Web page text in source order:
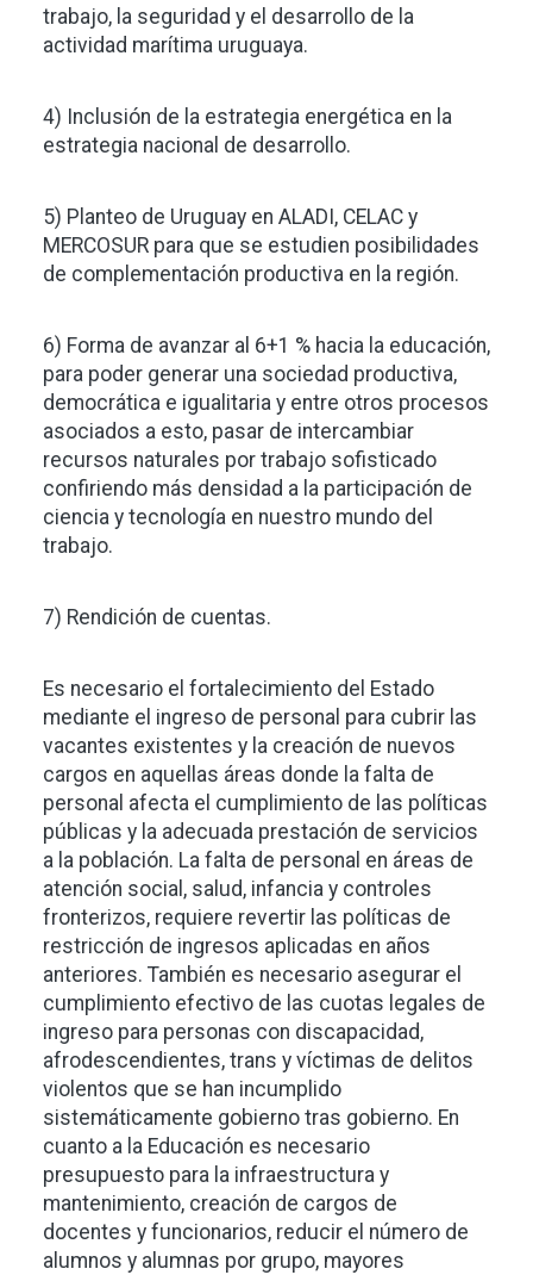
trabajo, la seguridad y el desarrollo de la
actividad marítima uruguaya.
4) Inclusión de la estrategia energética en la
estrategia nacional de desarrollo.
5) Planteo de Uruguay en ALADI, CELAC y
MERCOSUR para que se estudien posibilidades
de complementación productiva en la región.
6) Forma de avanzar al 6+1 % hacia la educación,
para poder generar una sociedad productiva,
democrática e igualitaria y entre otros procesos
asociados a esto, pasar de intercambiar
recursos naturales por trabajo sofisticado
confiriendo más densidad a la participación de
ciencia y tecnología en nuestro mundo del
trabajo.
7) Rendición de cuentas.
Es necesario el fortalecimiento del Estado
mediante el ingreso de personal para cubrir las
vacantes existentes y la creación de nuevos
cargos en aquellas áreas donde la falta de
personal afecta el cumplimiento de las políticas
públicas y la adecuada prestación de servicios
a la población. La falta de personal en áreas de
atención social, salud, infancia y controles
fronterizos, requiere revertir las políticas de
restricción de ingresos aplicadas en años
anteriores. También es necesario asegurar el
cumplimiento efectivo de las cuotas legales de
ingreso para personas con discapacidad,
afrodescendientes, trans y víctimas de delitos
violentos que se han incumplido
sistemáticamente gobierno tras gobierno. En
cuanto a la Educación es necesario
presupuesto para la infraestructura y
mantenimiento, creación de cargos de
docentes y funcionarios, reducir el número de
alumnos y alumnas por grupo, mayores